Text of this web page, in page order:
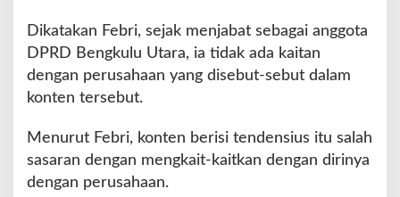
Dikatakan Febri, sejak menjabat sebagai anggota
DPRD Bengkulu Utara, ia tidak ada kaitan
dengan perusahaan yang disebut-sebut dalam
konten tersebut.
Menurut Febri, konten berisi tendensius itu salah
sasaran dengan mengkait-kaitkan dengan dirinya
dengan perusahaan.